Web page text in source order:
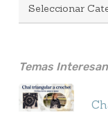
Temas